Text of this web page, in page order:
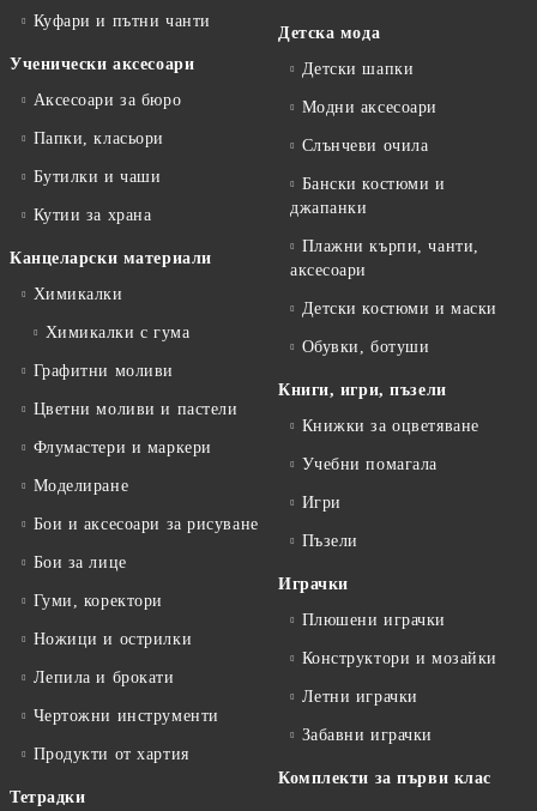
Куфари и пътни чанти
Ученически аксесоари
Аксесоари за бюро
Папки, класьори
Бутилки и чаши
Кутии за храна
Канцеларски материали
Химикалки
Химикалки с гума
Графитни моливи
Цветни моливи и пастели
Флумастери и маркери
Моделиране
Бои и аксесоари за рисуване
Бои за лице
Гуми, коректори
Ножици и острилки
Лепила и брокати
Чертожни инструменти
Продукти от хартия
Тетрадки
Детска мода
Детски шапки
Модни аксесоари
Слънчеви очила
Бански костюми и
джапанки
Плажни кърпи, чанти,
аксесоари
Детски костюми и маски
Обувки, ботуши
Книги, игри, пъзели
Книжки за оцветяване
Учебни помагала
Игри
Пъзели
Играчки
Плюшени играчки
Конструктори и мозайки
Летни играчки
Забавни играчки
Комплекти за първи клас